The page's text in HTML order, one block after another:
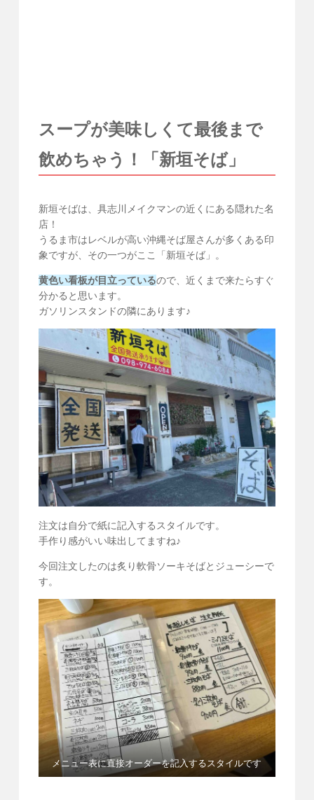
スープが美味しくて最後まで
飲めちゃう！「新垣そば」
新垣そばは、具志川メイクマンの近くにある隠れた名
店！
うるま市はレベルが高い沖縄そば屋さんが多くある印
象ですが、その一つがここ「新垣そば」。
黄色い看板が目立っているので、近くまで来たらすぐ
分かると思います。
ガソリンスタンドの隣にあります♪
注文は自分で紙に記入するスタイルです。
手作り感がいい味出してますね♪
今回注文したのは炙り軟骨ソーキそばとジューシーで
す。
メニュー表に直接オーダーを記入するスタイルです